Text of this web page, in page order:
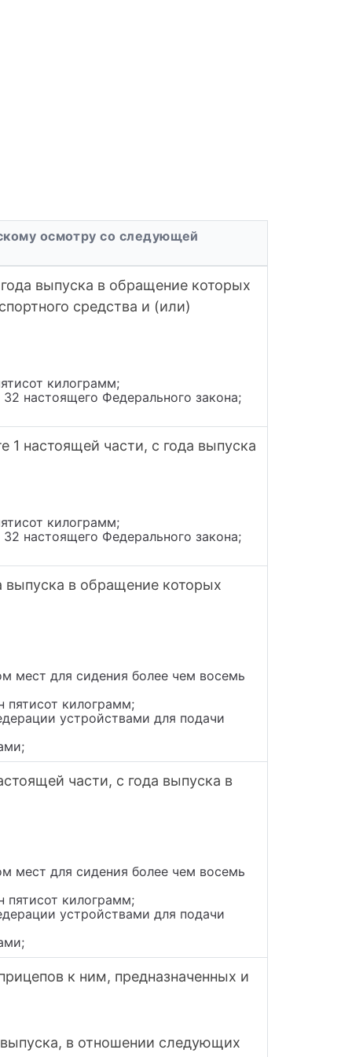
осмотру со следующей
выпуска в обращение которых
средства и (или)
килограмм;
настоящего Федерального закона;
1 настоящей части, с года выпуска
килограмм;
настоящего Федерального закона;
в обращение которых
мест для сидения более чем восемь
пятисот килограмм;
устройствами для подачи
части, с года выпуска в
мест для сидения более чем восемь
пятисот килограмм;
устройствами для подачи
к ним, предназначенных и
выпуска, в отношении следующих